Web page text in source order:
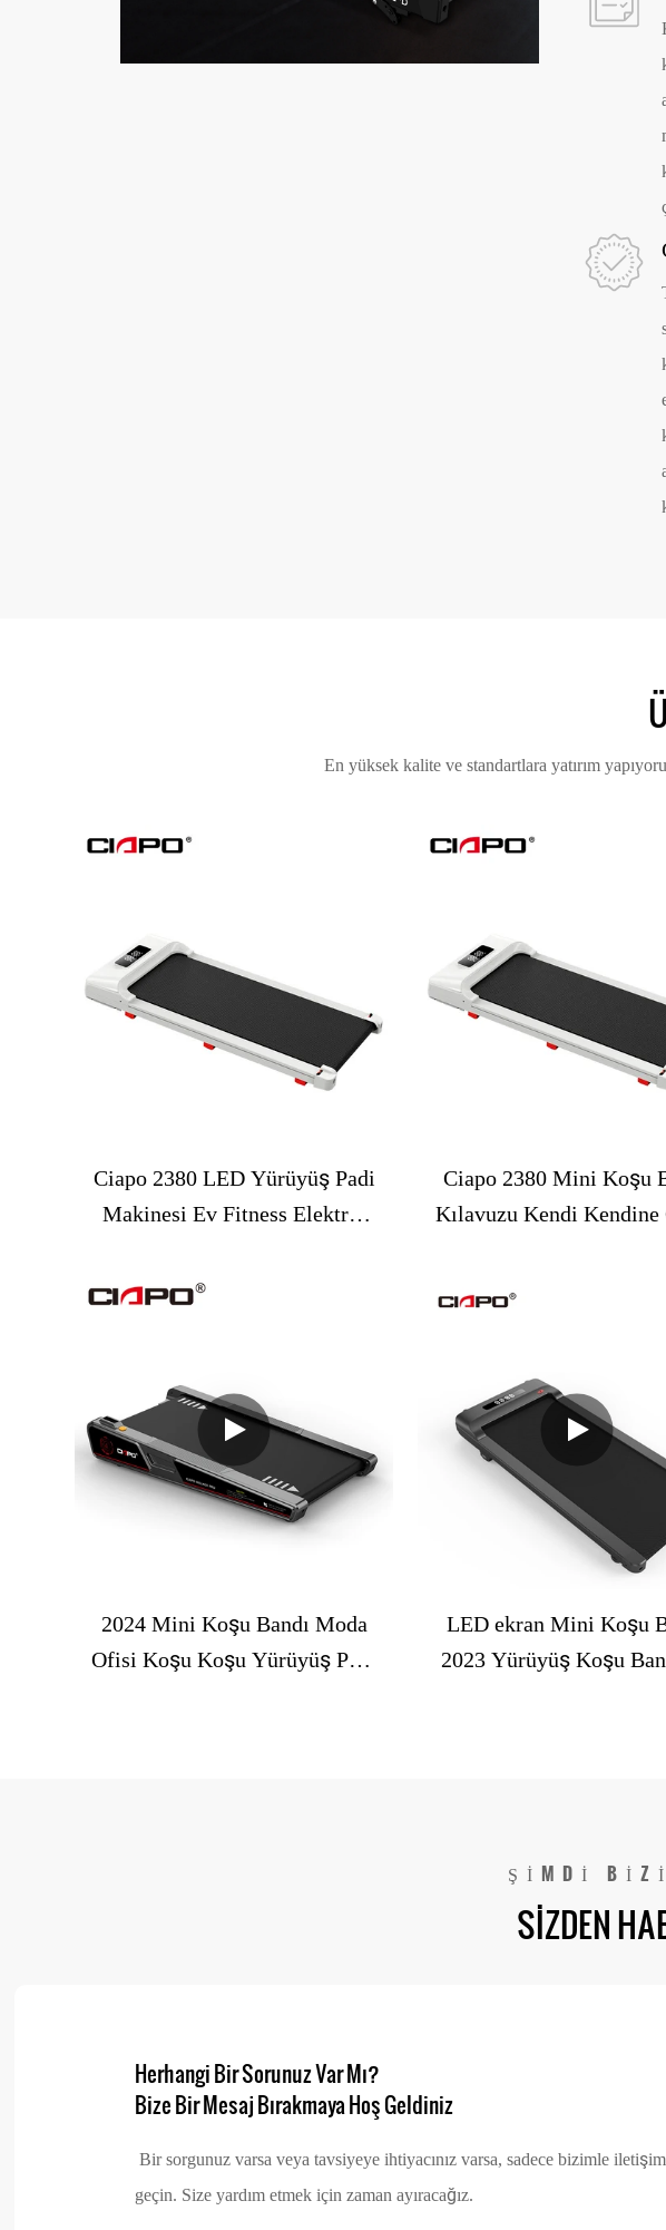
En yüksek kalite ve standartlara yatırım
Ciapo 2380 LED Yürüyüş Padi
Makinesi Ev Fitness Elektrik
Pedinin Altında Masa Yürüyüş
Ciapo 2380 Mini Koşu
Kılavuzu Kendi Kendine
2024 Mini Koşu Bandı Moda
Ofisi Koşu Koşu Yürüyüş Padi
LED ekran Mini Koşu
2023 Yürüyüş Koşu
ŞIMDI
SIZDEN
Herhangi Bir Sorunuz Var Mı?
Bize Bir Mesaj Bırakmaya Hoş Geldiniz
Bir sorgunuz varsa veya tavsiyeye ihtiyacınız varsa, sadece bizimle
geçin. Size yardım etmek için zaman ayıracağız.